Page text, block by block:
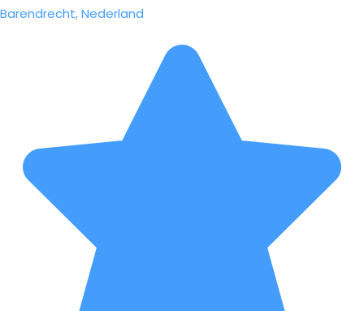
Barendrecht, Nederland